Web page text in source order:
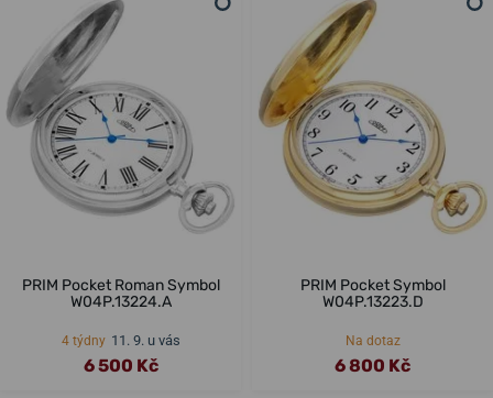
PRIM Pocket Roman Symbol
W04P.13224.A
4 týdny 11. 9. u vás
6 500 Kč
PRIM Pocket Symbol
W04P.13223.D
Na dotaz
6 800 Kč